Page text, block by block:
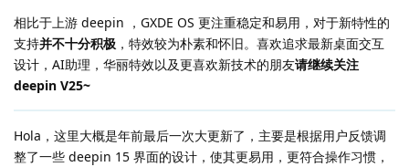
相比于上游 deepin ，GXDE OS 更注重稳定和易用，对于新特性的
支持并不十分积极 ，特效较为朴素和怀旧。喜欢追求最新桌面交互
设计，AI助理，华丽特效以及更喜欢新技术的朋友请继续关注
deepin V25~
Hola，这里大概是年前最后一次大更新了，主要是根据用户反馈调
整了一些 deepin 15 界面的设计，使其更易用，更符合操作习惯，